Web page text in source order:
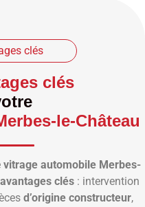
clés
clés
le-Château
vitrage automobile Merbes-
clés: intervention
d’origine constructeur,